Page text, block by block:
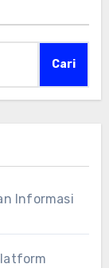
Cari
Informasi